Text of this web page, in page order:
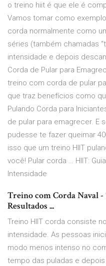
o treino hiit é que ele é
Vamos tomar como
corda normalmente como
séries (também chamadas
intensidade e depois
Corda de Pular para
treino com corda de pular
que traz benefícios como
Pulando Corda para
de pular para emagrecer. E
pudesse te fazer queimar
isso que um treino HIIT
você! Pular corda … HIIT:
Intensidade
Treino com Corda Naval
Resultados ...
Treino HIIT corda consiste
intensidade. As pessoas
modo menos intenso no
tempo das puladas e